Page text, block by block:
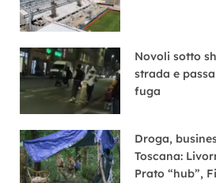
Novoli sotto
strada e
fuga
Droga,
Toscana:
Prato “hub”,